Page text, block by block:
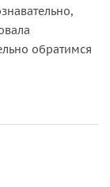
обратимся